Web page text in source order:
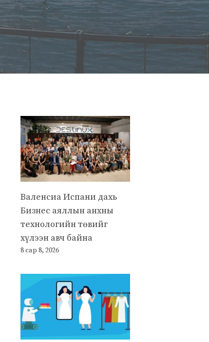
Валенсиа Испани дахь
Бизнес аяллын анхны
технологийн төвийг
хүлээн авч байна
8 сар 8, 2026